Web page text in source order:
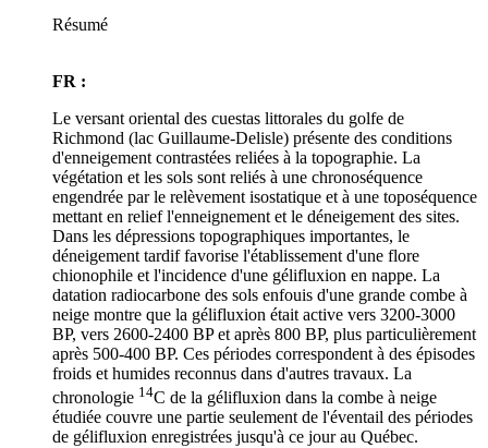
Résumé
FR :
Le versant oriental des cuestas littorales du golfe de
Richmond (lac Guillaume-Delisle) présente des conditions
d'enneigement contrastées reliées à la topographie. La
végétation et les sols sont reliés à une chronoséquence
engendrée par le relèvement isostatique et à une toposéquence
mettant en relief l'enneignement et le déneigement des sites.
Dans les dépressions topographiques importantes, le
déneigement tardif favorise l'établissement d'une flore
chionophile et l'incidence d'une gélifluxion en nappe. La
datation radiocarbone des sols enfouis d'une grande combe à
neige montre que la gélifluxion était active vers 3200-3000
BP, vers 2600-2400 BP et après 800 BP, plus particulièrement
après 500-400 BP. Ces périodes correspondent à des épisodes
froids et humides reconnus dans d'autres travaux. La
chronologie 14C de la gélifluxion dans la combe à neige
étudiée couvre une partie seulement de l'éventail des périodes
de gélifluxion enregistrées jusqu'à ce jour au Québec.